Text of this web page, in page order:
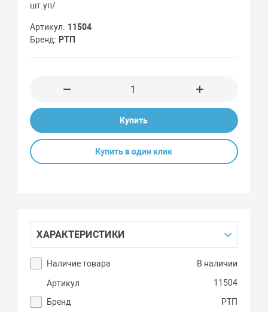
шт.уп/
Артикул
11504
Бренд
РТП
Купить
Купить в один клик
ХАРАКТЕРИСТИКИ
Наличие товара В наличии
Артикул
11504
Бренд
РТП